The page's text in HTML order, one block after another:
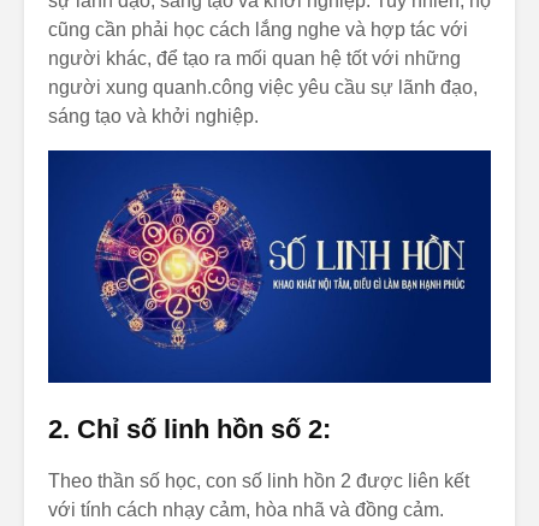
cũng cần phải học cách lắng nghe và hợp tác với
người khác, để tạo ra mối quan hệ tốt với những
người xung quanh.công việc yêu cầu sự lãnh đạo,
sáng tạo và khởi nghiệp.
2. Chỉ số linh hồn số 2:
Theo thần số học, con số linh hồn 2 được liên kết
với tính cách nhạy cảm, hòa nhã và đồng cảm.